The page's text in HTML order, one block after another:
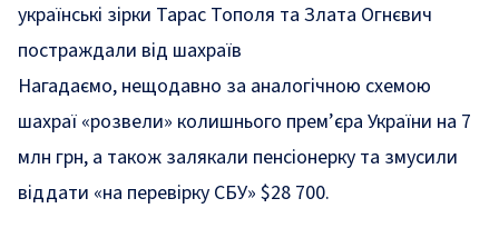
українські зірки Тарас Тополя та Злата Огнєвич
постраждали від шахраїв
Нагадаємо, нещодавно за аналогічною схемою
шахраї «розвели» колишнього прем’єра України на 7
млн грн, а також залякали пенсіонерку та змусили
віддати «на перевірку СБУ» $28 700.